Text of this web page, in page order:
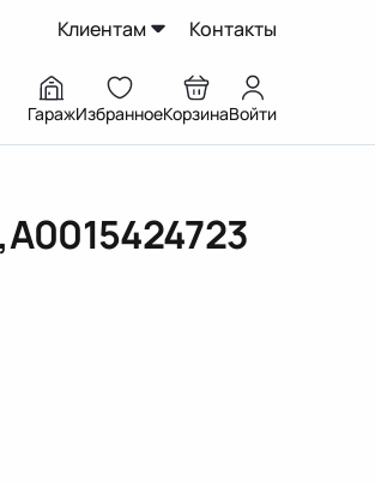
Клиентам Контакты
ГаражИзбранноеКорзинаВойти